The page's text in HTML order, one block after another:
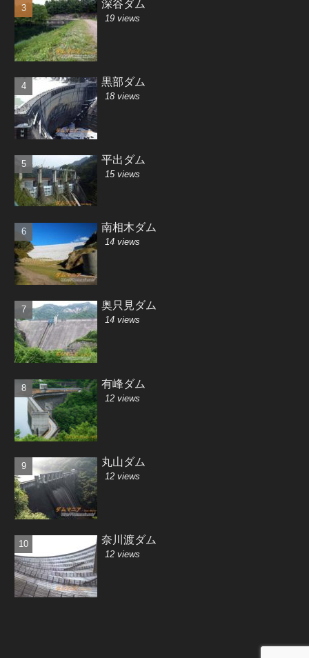
深谷ダム
19 views
黒部ダム
18 views
平出ダム
15 views
南相木ダム
14 views
奥只見ダム
14 views
有峰ダム
12 views
丸山ダム
12 views
奈川渡ダム
12 views